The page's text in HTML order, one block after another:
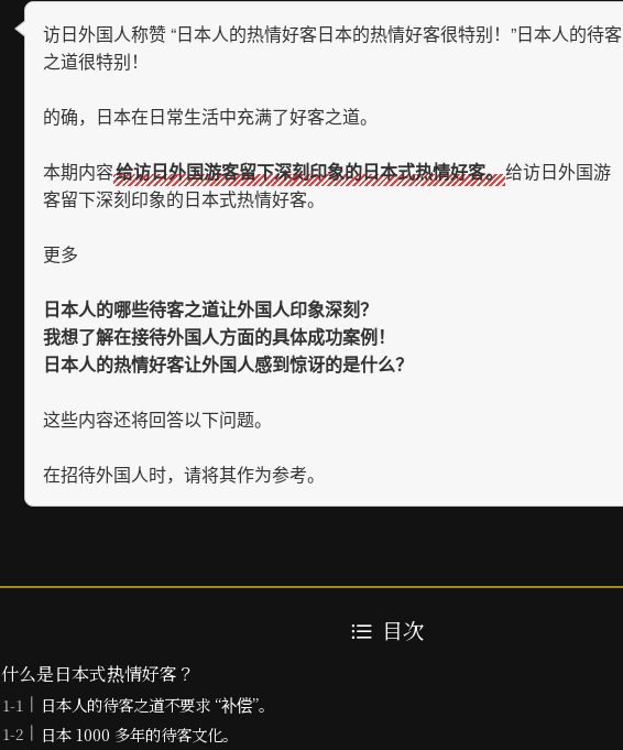
访日外国人称赞 “日本人的热情好客日本的热情好客很特别！”日本人的待客
之道很特别！
的确，日本在日常生活中充满了好客之道。
本期内容给访日外国游客留下深刻印象的日本式热情好客。给访日外国游
客留下深刻印象的日本式热情好客。
更多
日本人的哪些待客之道让外国人印象深刻？
我想了解在接待外国人方面的具体成功案例！
日本人的热情好客让外国人感到惊讶的是什么？
这些内容还将回答以下问题。
在招待外国人时，请将其作为参考。
目次
什么是日本式热情好客？
日本人的待客之道不要求 “补偿”。
日本 1000 多年的待客文化。